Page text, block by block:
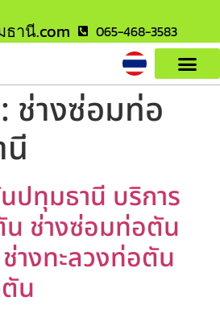
านี.com 065-468-3583
ช่างซ่อมท่อ
ปทุมธานี บริการ
น ช่างซ่อมท่อตัน
างทะลวงท่อตัน
น